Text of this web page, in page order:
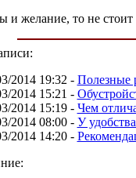
и желание, то не
2014 19:32 - Полезные
2014 15:21 -
2014 15:19- Чем
2014 08:00- У
2014 14:20-